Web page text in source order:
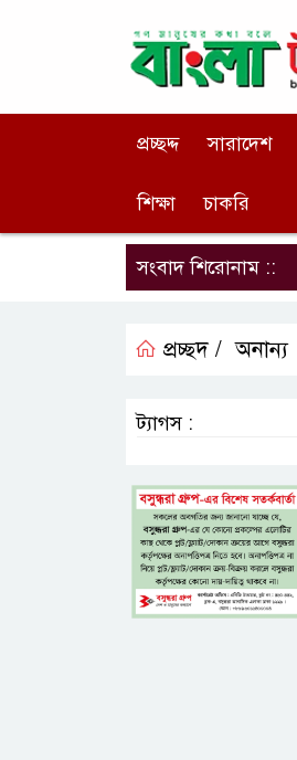
প্রচ্ছদ্দ সারাদেশ
শিক্ষা চাকরি
সংবাদ শিরোনাম ::
প্রচ্ছদ / অনান্য
ট্যাগস :